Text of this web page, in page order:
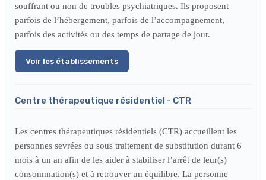
souffrant ou non de troubles psychiatriques. Ils proposent
parfois de l’hébergement, parfois de l’accompagnement,
parfois des activités ou des temps de partage de jour.
Voir les établissements
Centre thérapeutique résidentiel - CTR
Les centres thérapeutiques résidentiels (CTR) accueillent les
personnes sevrées ou sous traitement de substitution durant 6
mois à un an afin de les aider à stabiliser l’arrêt de leur(s)
consommation(s) et à retrouver un équilibre. La personne